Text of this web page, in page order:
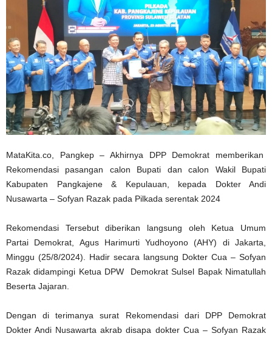
MataKita.co, Pangkep – Akhirnya DPP Demokrat memberikan
Rekomendasi pasangan calon Bupati dan calon Wakil Bupati
Kabupaten Pangkajene & Kepulauan, kepada Dokter Andi
Nusawarta – Sofyan Razak pada Pilkada serentak 2024
Rekomendasi Tersebut diberikan langsung oleh Ketua Umum
Partai Demokrat, Agus Harimurti Yudhoyono (AHY) di Jakarta,
Minggu (25/8/2024). Hadir secara langsung Dokter Cua – Sofyan
Razak didampingi Ketua DPW
Demokrat Sulsel Bapak Nimatullah
Beserta Jajaran.
Dengan di terimanya surat Rekomendasi dari DPP Demokrat
Dokter Andi Nusawarta akrab disapa dokter Cua – Sofyan Razak